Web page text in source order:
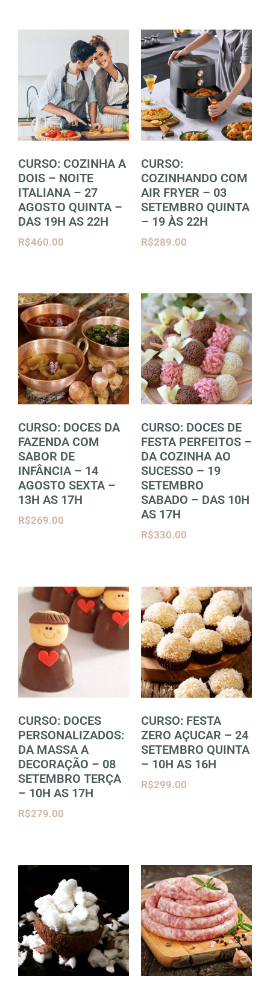
CURSO: COZINHA A
DOIS – NOITE
ITALIANA – 27
AGOSTO QUINTA –
DAS 19H AS 22H
R$460.00
CURSO:
COZINHANDO COM
AIR FRYER – 03
SETEMBRO QUINTA
– 19 ÀS 22H
R$289.00
CURSO: DOCES DA
FAZENDA COM
SABOR DE
INFÂNCIA – 14
AGOSTO SEXTA –
13H AS 17H
R$269.00
CURSO: DOCES DE
FESTA PERFEITOS –
DA COZINHA AO
SUCESSO – 19
SETEMBRO
SABADO – DAS 10H
AS 17H
R$330.00
CURSO: DOCES
PERSONALIZADOS:
DA MASSA A
DECORAÇÃO – 08
SETEMBRO TERÇA
– 10H AS 17H
R$279.00
CURSO: FESTA
ZERO AÇUCAR – 24
SETEMBRO QUINTA
– 10H AS 16H
R$299.00